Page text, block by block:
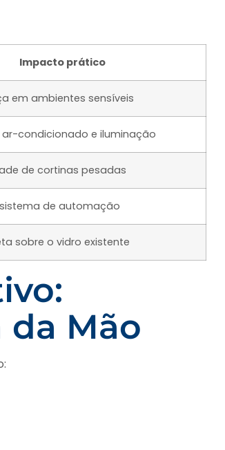
Impacto prático
em ambientes sensíveis
ar-condicionado e iluminação
de cortinas pesadas
de automação
sobre o vidro existente
da Mão